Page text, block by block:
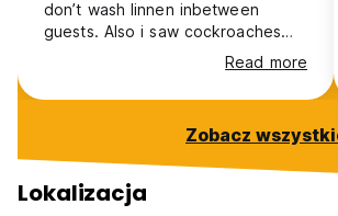
don’t wash linnen inbetween
guests. Also i saw cockroaches
(multiple) running around at the
Read more
Zobacz
Lokalizacja